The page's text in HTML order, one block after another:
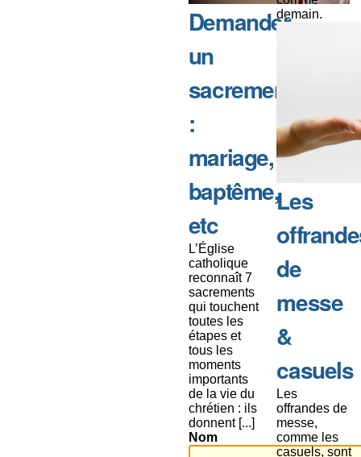
Demander
un
sacrement
:
mariage,
baptême,
etc
L’Église
catholique
reconnaît 7
sacrements
qui touchent
toutes les
étapes et
tous les
moments
importants
de la vie du
chrétien : ils
donnent [...]
Nom
demain.
Les
de
messe
&
casuels
Les
offrandes de
messe,
comme les
casuels, sont